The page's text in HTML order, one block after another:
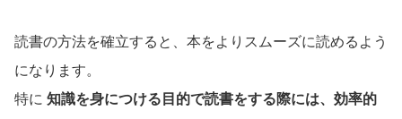
読書の方法を確立すると、本をよりスムーズに読めるよう
になります。
特に 知識を身につける目的で読書をする際には、効率的